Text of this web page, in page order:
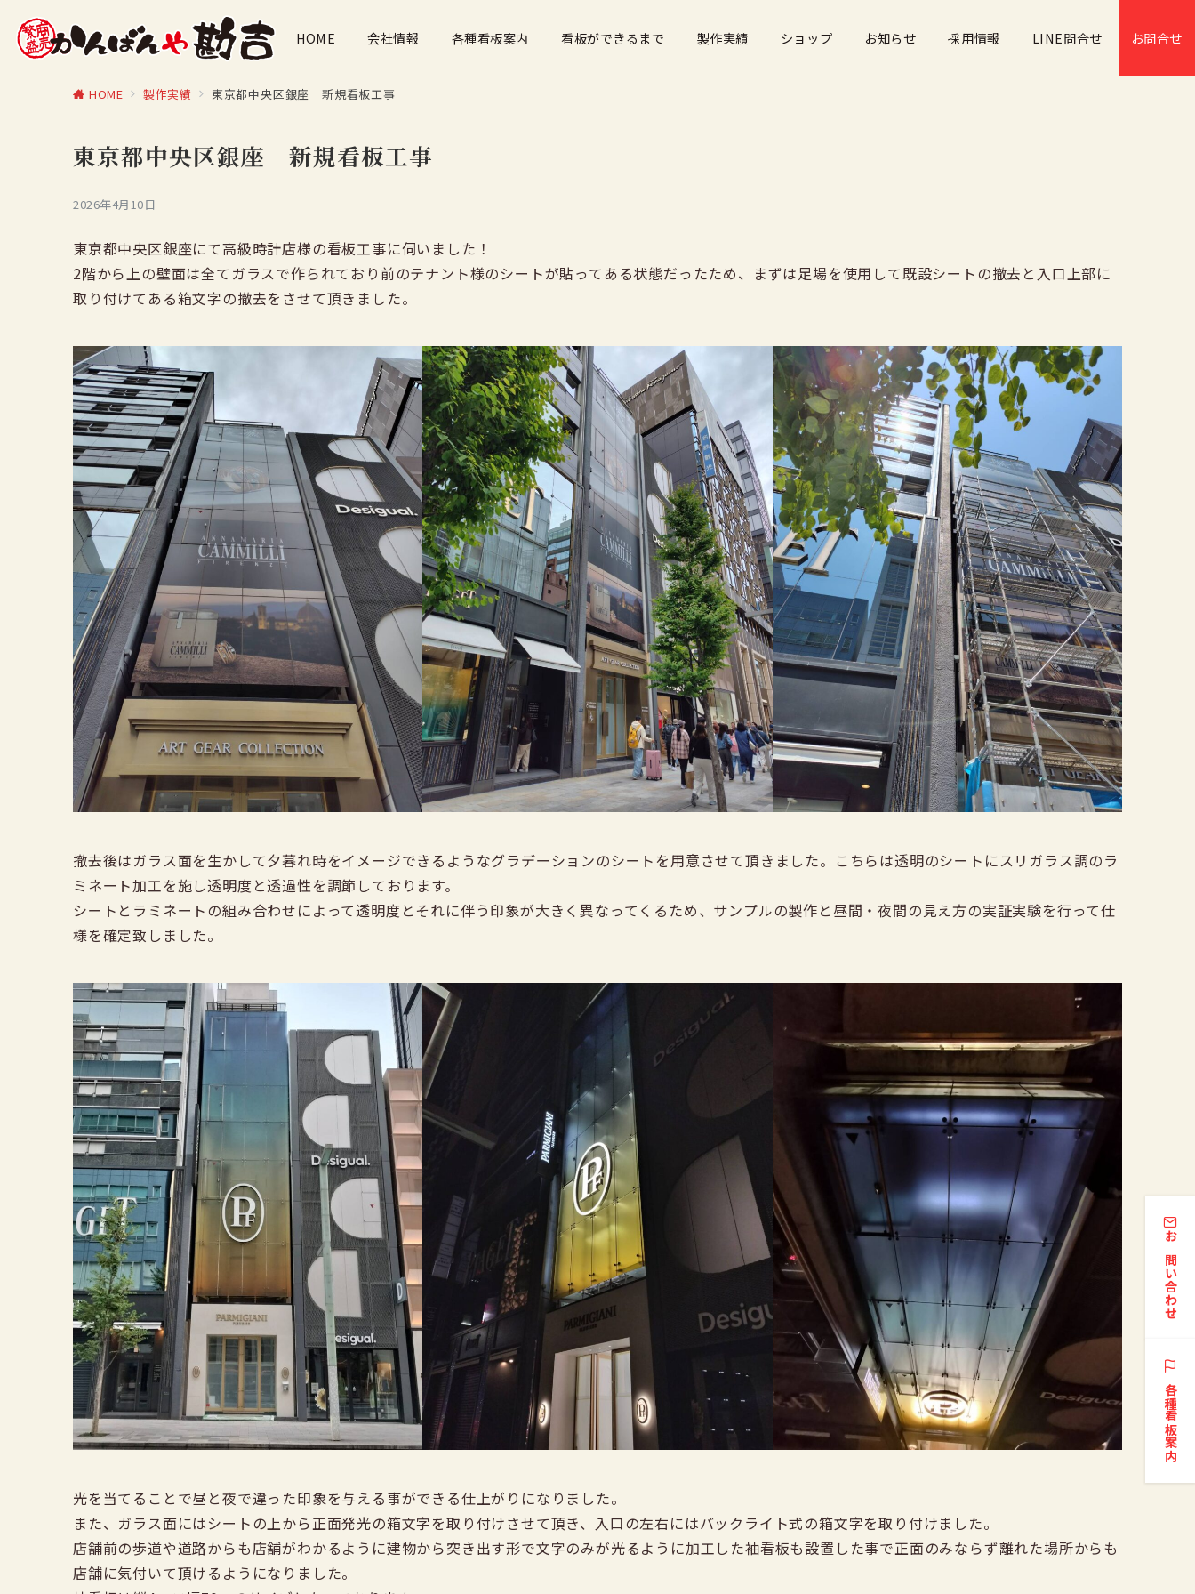
HOME 会社情報 各種看板案内 看板ができるまで 製作実績 ショップ お知らせ 採用情報 LINE問合せ お問合せ
HOME 製作実績 東京都中央区銀座 新規看板工事
東京都中央区銀座 新規看板工事
2026年4月10日
東京都中央区銀座にて高級時計店様の看板工事に伺いました！
2階から上の壁面は全てガラスで作られており前のテナント様のシートが貼ってある状態だったため、まずは足場を使用して既設シートの撤去と入口上部に
取り付けてある箱文字の撤去をさせて頂きました。
撤去後はガラス面を生かして夕暮れ時をイメージできるようなグラデーションのシートを用意させて頂きました。こちらは透明のシートにスリガラス調のラ
ミネート加工を施し透明度と透過性を調節しております。
シートとラミネートの組み合わせによって透明度とそれに伴う印象が大きく異なってくるため、サンプルの製作と昼間・夜間の見え方の実証実験を行って仕
様を確定致しました。
光を当てることで昼と夜で違った印象を与える事ができる仕上がりになりました。
また、ガラス面にはシートの上から正面発光の箱文字を取り付けさせて頂き、入口の左右にはバックライト式の箱文字を取り付けました。
店舗前の歩道や道路からも店舗がわかるように建物から突き出す形で文字のみが光るように加工した袖看板も設置した事で正面のみならず離れた場所からも
店舗に気付いて頂けるようになりました。
お問い合わせ
各種看板案内